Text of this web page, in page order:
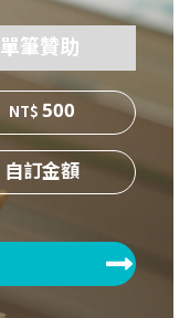
單筆贊助
500